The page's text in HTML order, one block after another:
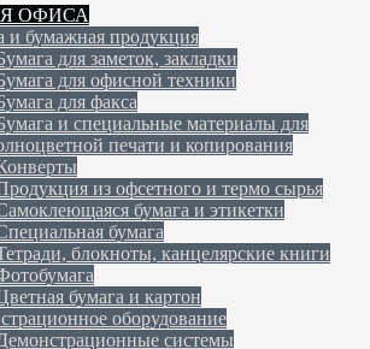
ОФИСА
и бумажная продукция
для заметок, закладки
для офисной техники
для факса
и специальные материалы для
печати и копирования
из офсетного и термо сырья
бумага и этикетки
бумага
блокноты, канцелярские книги
бумага и картон
оборудование
системы